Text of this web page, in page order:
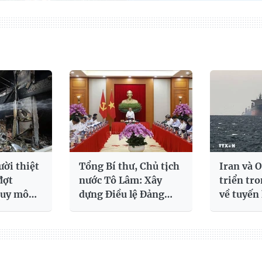
mạng
trước
Cần thống nhất quy
định về quản lý khí
N2O - “khí cười”
Bảo
công tác
hiệu